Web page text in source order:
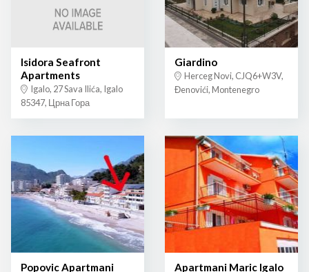
Isidora Seafront
Apartments
Igalo, 27 Sava Ilića, Igalo
85347, Црна Гора
Giardino
Herceg Novi, CJQ6+W3V,
Đenovići, Montenegro
Popovic Apartmani Apartmani Maric Igalo